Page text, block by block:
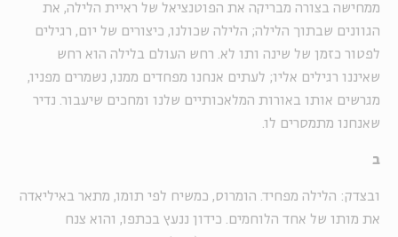
ממחישה בצורה מבריקה את הפוטנציאל של ראיית הלילה, את
הגוונים שבתוך הלילה; הלילה שכולנו, כיצורים של יום, רגילים
לפטור כזמן של שינה ותו לא. רחש העולם בלילה הוא רחש
שאיננו רגילים אליו; לעתים אנחנו מפחדים ממנו, נשמרים מפניו,
מגרשים אותו באורות המלאכותיים שלנו ומחכים שיעבור. נדיר
שאנחנו מתמסרים לו.
ב
ובצדק: הלילה מפחיד. הומרוס, כמשיח לפי תומו, מתאר באיליאדה
את מותו של אחד הלוחמים. כידון ננעץ בכתפו, והוא צנח